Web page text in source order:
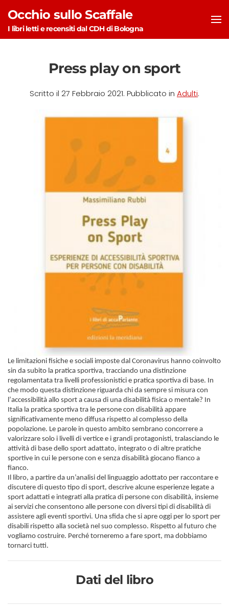
Skip to main content
Occhio sullo Scaffale
I libri letti e recensiti dal CDH di Bologna
Press play on sport
Scritto il 27 Febbraio 2021. Pubblicato in Adulti.
Le limitazioni fisiche e sociali imposte dal Coronavirus hanno coinvolto
sin da subito la pratica sportiva, tracciando una distinzione
regolamentata tra livelli professionistici e pratica sportiva di base. In
che modo questa distinzione riguarda chi da sempre si misura con
l’accessibilità allo sport a causa di una disabilità fisica o mentale? In
Italia la pratica sportiva tra le persone con disabilità appare
significativamente meno diffusa rispetto al complesso della
popolazione. Le parole in questo ambito sembrano concorrere a
valorizzare solo i livelli di vertice e i grandi protagonisti, tralasciando le
attività di base dello sport adattato, integrato o di altre pratiche
sportive in cui le persone con e senza disabilità giocano fianco a
fianco.
Il libro, a partire da un’analisi del linguaggio adottato per raccontare e
discutere di questo tipo di sport, descrive alcune esperienze legate a
sport adattati e integrati alla pratica di persone con disabilità, insieme
ai servizi che consentono alle persone con diversi tipi di disabilità di
assistere agli eventi sportivi. Una sfida che si apre oggi per lo sport per
disabili rispetto alla società nel suo complesso. Rispetto al futuro che
vogliamo costruire. Perché torneremo a fare sport, ma dobbiamo
tornarci tutti.
Dati del libro